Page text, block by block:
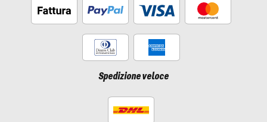
Spedizione veloce